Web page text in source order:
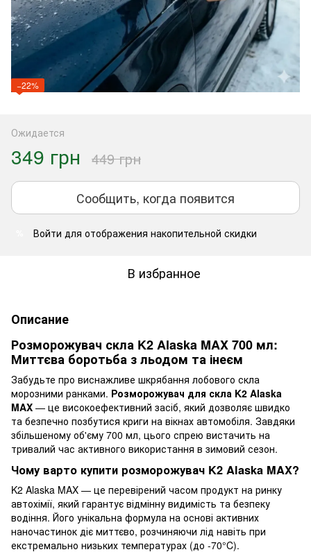
−22%
Ожидается
349 грн 449 грн
Сообщить, когда появится
Войти для отображения накопительной скидки
В избранное
Описание
Розморожувач скла K2 Alaska MAX 700 мл:
Миттєва боротьба з льодом та інеєм
Забудьте про виснажливе шкрябання лобового скла
морозними ранками. Розморожувач для скла K2 Alaska
MAX — це високоефективний засіб, який дозволяє швидко
та безпечно позбутися криги на вікнах автомобіля. Завдяки
збільшеному об'єму 700 мл, цього спрею вистачить на
тривалий час активного використання в зимовий сезон.
Чому варто купити розморожувач K2 Alaska MAX?
K2 Alaska MAX — це перевірений часом продукт на ринку
автохімії, який гарантує відмінну видимість та безпеку
водіння. Його унікальна формула на основі активних
наночастинок діє миттєво, розчиняючи лід навіть при
екстремально низьких температурах (до -70°C).